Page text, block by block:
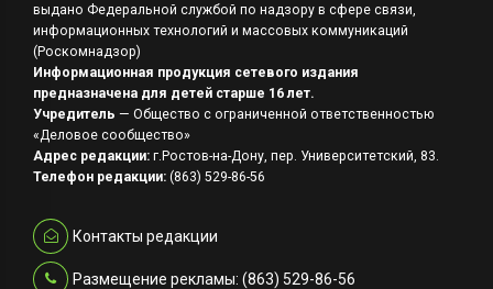
выдано Федеральной службой по надзору в сфере связи,
информационных технологий и массовых коммуникаций
(Роскомнадзор)
Информационная продукция сетевого издания
предназначена для детей старше 16 лет.
Учредитель — Общество с ограниченной ответственностью
«Деловое сообщество»
Адрес редакции: г.Ростов-на-Дону, пер. Университетский, 83.
Телефон редакции: (863) 529-86-56
Контакты редакции
Размещение рекламы: (863) 529-86-56